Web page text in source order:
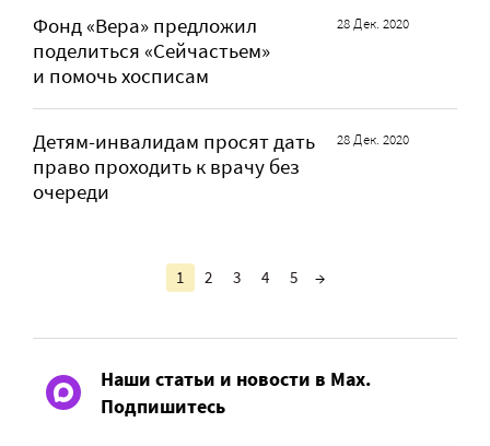
Фонд «Вера» предложил
поделиться «Сейчастьем»
и помочь хосписам
28 Дек. 2020
Детям-инвалидам просят дать
право проходить к врачу без
очереди
28 Дек. 2020
1 2 3 4 5 →
Наши статьи и новости в Max.
Подпишитесь